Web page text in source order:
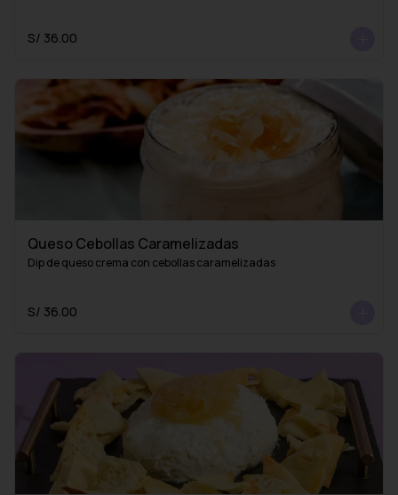
S/ 36.00
Queso Cebollas Caramelizadas
Dip de queso crema con cebollas caramelizadas
S/ 36.00